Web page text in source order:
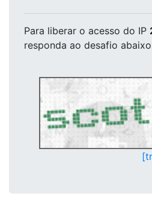
Para liberar o acesso do IP
responda ao desafio